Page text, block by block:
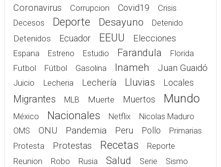
Coronavirus
Corrupcion Covid19
Crisis
Decesos
Deporte Desayuno Detenido
Detenidos Ecuador EEUU Elecciones
Espana Estreno Estudio Farandula
Florida
Futbol
Fútbol Gasolina Inameh Juan Guaidó
Juicio Lecheria Lechería Lluvias Locales
Migrantes MLB Muerte Muertos Mundo
México Nacionales Netflix
Nicolas Maduro
OMS
ONU Pandemia Peru Pollo
Primarias
Protesta
Protestas Recetas
Reporte
Reunion
Robo Rusia Salud Serie Sismo